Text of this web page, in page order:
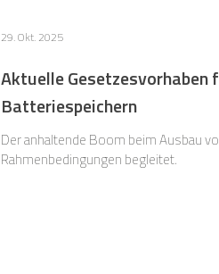
Aktuelle Gesetzesvorhaben
Batteriespeichern
Der anhaltende Boom beim Ausbau
Rahmenbedingungen begleitet.
29. Okt. 2025